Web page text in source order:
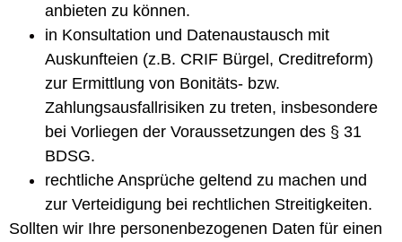
anbieten zu können.
in Konsultation und Datenaustausch mit
Auskunfteien (z.B. CRIF Bürgel, Creditreform)
zur Ermittlung von Bonitäts- bzw.
Zahlungsausfallrisiken zu treten, insbesondere
bei Vorliegen der Voraussetzungen des § 31
BDSG.
rechtliche Ansprüche geltend zu machen und
zur Verteidigung bei rechtlichen Streitigkeiten.
Sollten wir Ihre personenbezogenen Daten für einen